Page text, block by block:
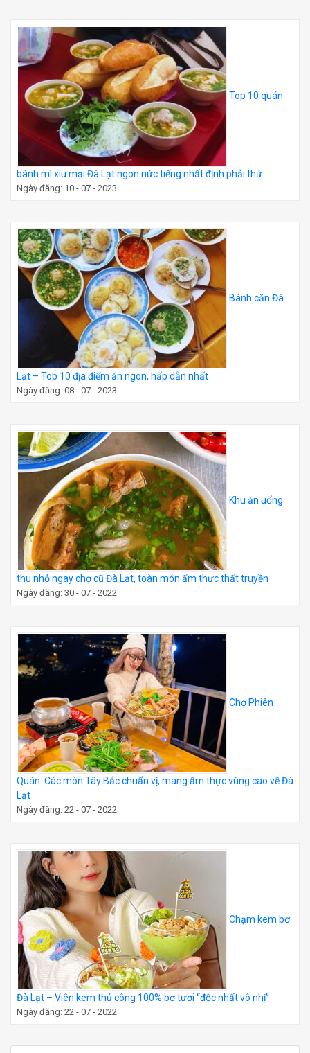
Top 10 quán
bánh mì xíu mại Đà Lạt ngon nức tiếng nhất định phải thử
Ngày đăng: 10 - 07 - 2023
Bánh căn Đà
Lạt – Top 10 địa điểm ăn ngon, hấp dẫn nhất
Ngày đăng: 08 - 07 - 2023
Khu ăn uống
thu nhỏ ngay chợ cũ Đà Lạt, toàn món ẩm thực thất truyền
Ngày đăng: 30 - 07 - 2022
Chợ Phiên
Quán: Các món Tây Bắc chuẩn vị, mang ẩm thực vùng cao về Đà
Lạt
Ngày đăng: 22 - 07 - 2022
Chạm kem bơ
Đà Lạt – Viên kem thủ công 100% bơ tươi “độc nhất vô nhị”
Ngày đăng: 22 - 07 - 2022